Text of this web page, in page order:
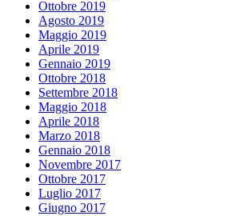
Ottobre 2019
Agosto 2019
Maggio 2019
Aprile 2019
Gennaio 2019
Ottobre 2018
Settembre 2018
Maggio 2018
Aprile 2018
Marzo 2018
Gennaio 2018
Novembre 2017
Ottobre 2017
Luglio 2017
Giugno 2017